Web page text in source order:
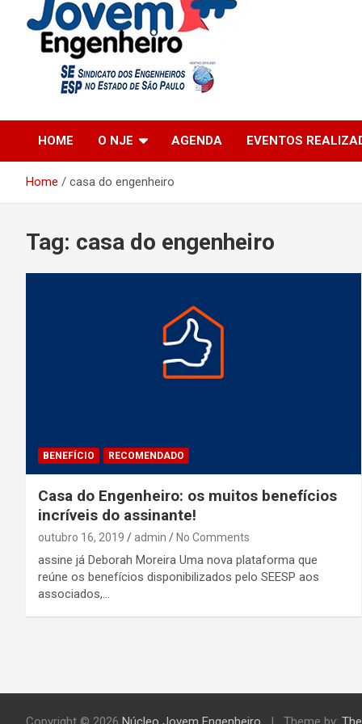
Núcleo Jovem
Engenheiro
HOME O NJE AGENDA EVENTOS
Home casa do engenheiro
Tag: casa do engenheiro
BENEFÍCIO RECOMENDADO
Casa do Engenheiro: os muitos benefícios
incríveis do assinante!
outubro 16, 2019 admin No Comments
assine já Deborah Moreira Uma nova plataforma que
reúne os benefícios disponibilizados pelo SEESP aos
associados,…